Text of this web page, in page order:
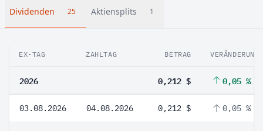
Dividenden 25 Aktiensplits 1
EX-TAG ZAHLTAG BETRAG VERÄNDERUNG
2026 0,212 $ 0,05 %
03.08.2026 04.08.2026 0,212 $ 0,05 %